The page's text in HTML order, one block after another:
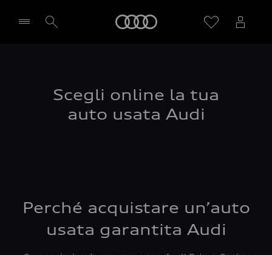
Scegli online la tua
auto usata Audi
Perché acquistare un’auto
usata garantita Audi